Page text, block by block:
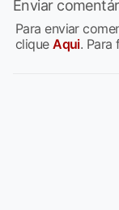
Enviar
Para enviar
cliqueAqui. Para